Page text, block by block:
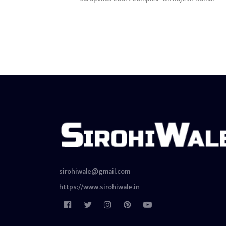
sirohiwale@gmail.com
https://www.sirohiwale.in